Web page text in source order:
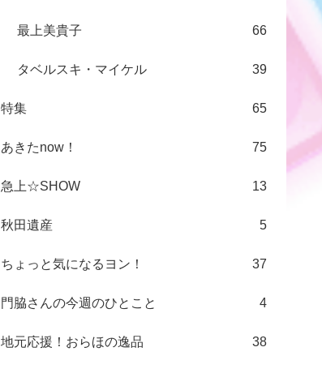
最上美貴子 66
タベルスキ・マイケル 39
特集 65
あきたnow！ 75
急上☆SHOW 13
秋田遺産 5
ちょっと気になるヨン！ 37
門脇さんの今週のひとこと 4
地元応援！おらほの逸品 38